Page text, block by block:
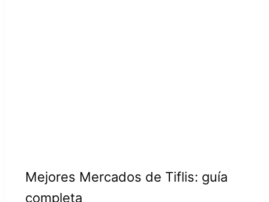
Mejores Mercados de Tiflis: guía
completa